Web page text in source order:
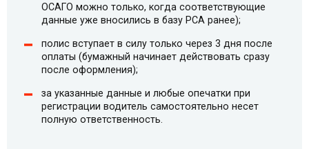
ОСАГО можно только, когда соответствующие
данные уже вносились в базу РСА ранее);
полис вступает в силу только через 3 дня после
оплаты (бумажный начинает действовать сразу
после оформления);
за указанные данные и любые опечатки при
регистрации водитель самостоятельно несет
полную ответственность.